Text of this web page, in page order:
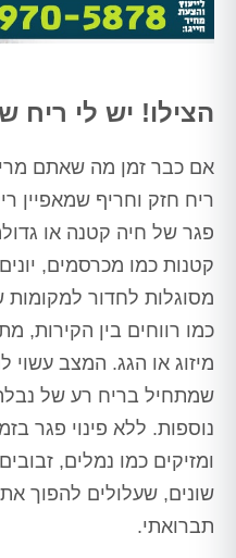
הצילו! יש לי ריח
אם כבר זמן מה שאתם
ריח חזק וחריף שמאפיין
פגר של חיה קטנה או
קטנות כמו מכרסמים,
מסוגלות לחדור למקומות
כמו רווחים בין הקירות,
מיזוג או הגג. המצב
שמתחיל בריח רע של
נוספות. ללא פינוי פגר
ומזיקים כמו נמלים,
שונים, שעלולים להפוך
תברואתי.